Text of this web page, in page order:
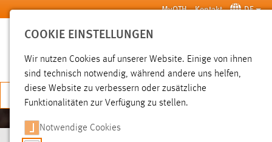
Zum Hauptinhalt springen MyOTH Kontakt DE
SUCHE
JETZT BEWERBEN
COOKIE EINSTELLUNGEN
Wir nutzen Cookies auf unserer Website. Einige von ihnen
sind technisch notwendig, während andere uns helfen,
diese Website zu verbessern oder zusätzliche
Funktionalitäten zur Verfügung zu stellen.
Notwendige Cookies